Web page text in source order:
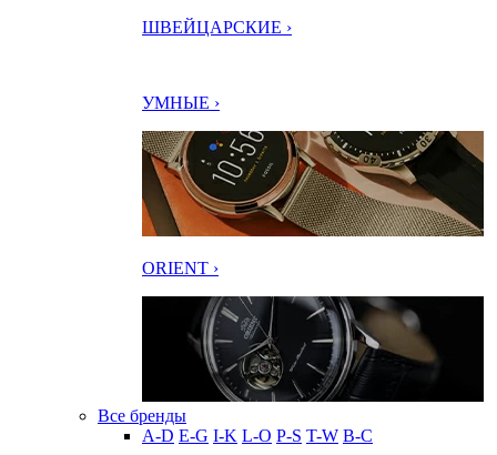
ШВЕЙЦАРСКИЕ ›
УМНЫЕ ›
ORIENT ›
Все бренды
A-D E-G I-K L-O P-S T-W В-С